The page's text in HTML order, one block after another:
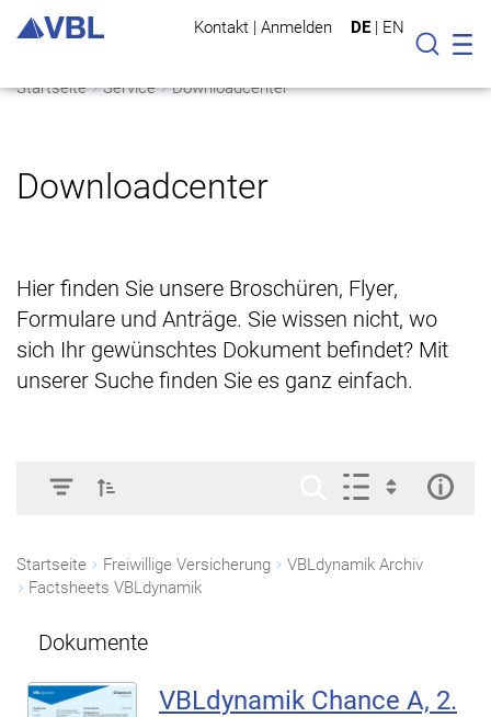
Kontakt | Anmelden DE | EN
Suche
Startseite Service Downloadcenter
Downloadcenter
Hier finden Sie unsere Broschüren, Flyer,
Formulare und Anträge. Sie wissen nicht, wo
sich Ihr gewünschtes Dokument befindet? Mit
unserer Suche finden Sie es ganz einfach.
Startseite Freiwillige Versicherung
VBLdynamik Archiv
Factsheets VBLdynamik
Dokumente
VBLdynamik Chance A, 2.